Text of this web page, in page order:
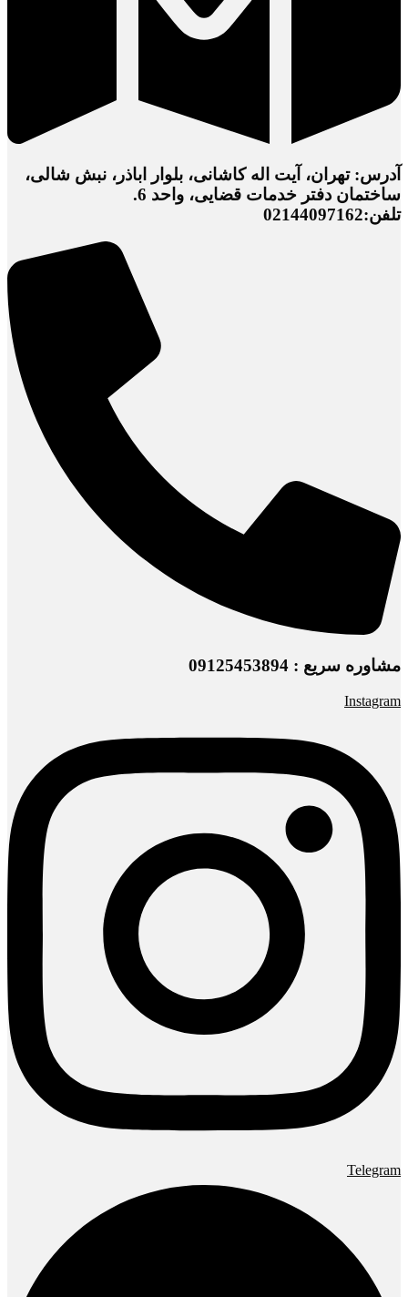
آدرس: تهران، آیت اله کاشانی، بلوار اباذر، نبش شالی،
ساختمان دفتر خدمات قضایی، واحد 6.
تلفن:02144097162
مشاوره سریع : 09125453894
Instagram
Telegram